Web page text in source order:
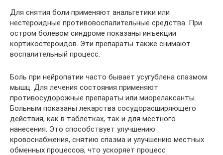
Для снятия боли применяют анальгетики или
нестероидные противовоспалительные средства. При
остром болевом синдроме показаны инъекции
кортикостероидов. Эти препараты также снимают
воспалительный процесс.
Боль при нейропатии часто бывает усугублена спазмом
мышц. Для лечения состояния применяют
противосудорожные препараты или миорелаксанты.
Больным показаны лекарства сосудорасширяющего
действия, как в таблетках, так и для местного
нанесения. Это способствует улучшению
кровоснабжения, снятию спазма и улучшению местных
обменных процессов, что ускоряет процесс